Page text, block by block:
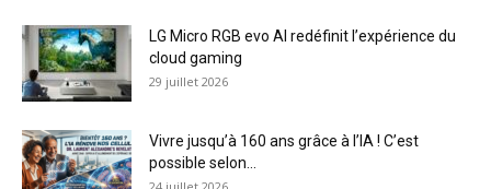
LG Micro RGB evo AI redéfinit l’expérience du
cloud gaming
29 juillet 2026
Vivre jusqu’à 160 ans grâce à l’IA ! C’est
possible selon...